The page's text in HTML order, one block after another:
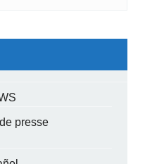
presse